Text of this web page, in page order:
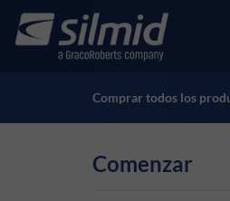
main
Accessories
Ensayos no destructivos
Ver todos los productos
Comprar todos los
Comenzar